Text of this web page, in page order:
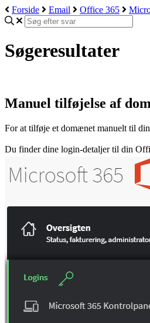
Forside Email Office 365
Søgeresultater
Manuel tilføjelse af
For at tilføje et domænet manuelt til
Du finder dine login-detaljer til din